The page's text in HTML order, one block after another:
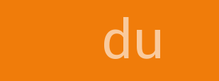
du